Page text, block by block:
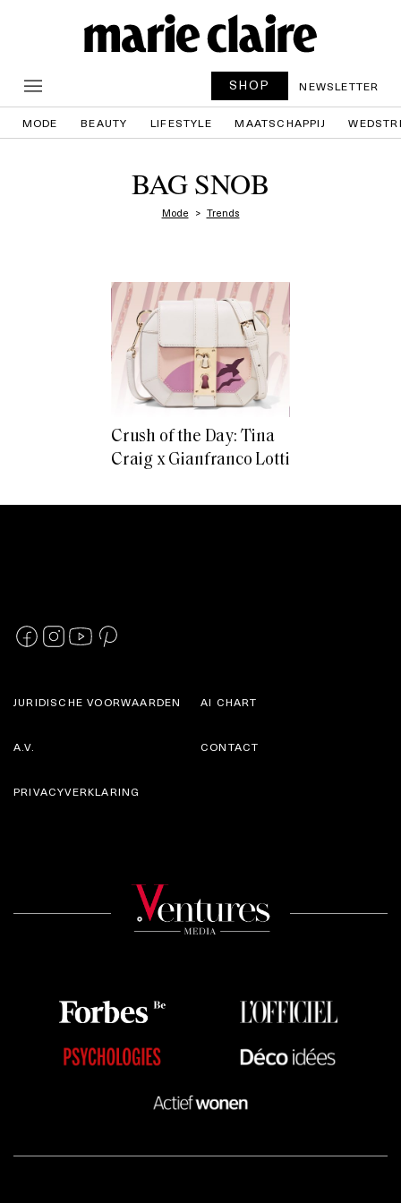
SHOP NEWSLETTER
MODE BEAUTY LIFESTYLE MAATSCHAPPIJ
BAG SNOB
Mode Trends
Crush of the Day: Tina
Craig x Gianfranco Lotti
JURIDISCHE VOORWAARDEN
A.V.
AI CHART
CONTACT
PRIVACYVERKLARING